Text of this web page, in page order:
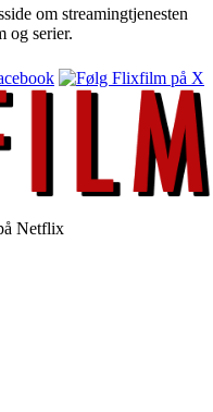
om streamingtjenesten
og serier.
Netflix